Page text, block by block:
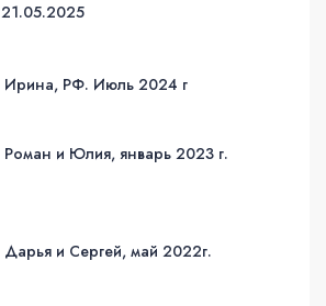
21.05.2025
Ирина, РФ. Июль 2024 г
Роман и Юлия, январь 2023 г.
Дарья и Сергей, май 2022г.